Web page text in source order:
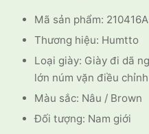
Mã sản phẩm:
Thương hiệu: Humtto
Loại giày: Giày đi dã
lớn núm vặn điều
Màu sắc: Nâu / Brown
Đối tượng: Nam giới